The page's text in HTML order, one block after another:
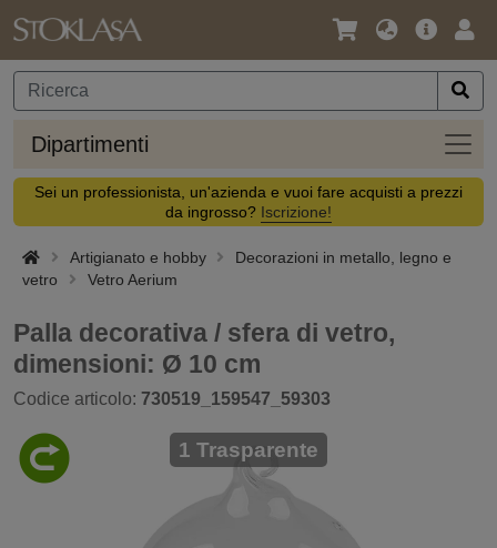
Lingua
Valuta
Offerta
Dipartimenti
Sei un professionista, un'azienda e vuoi fare acquisti a prezzi
da ingrosso? Iscrizione!
Artigianato e hobby
Decorazioni in metallo, legno e
vetro
Vetro Aerium
Palla decorativa / sfera di vetro,
dimensioni: Ø 10 cm
Codice articolo: 730519_159547_59303
1 Trasparente